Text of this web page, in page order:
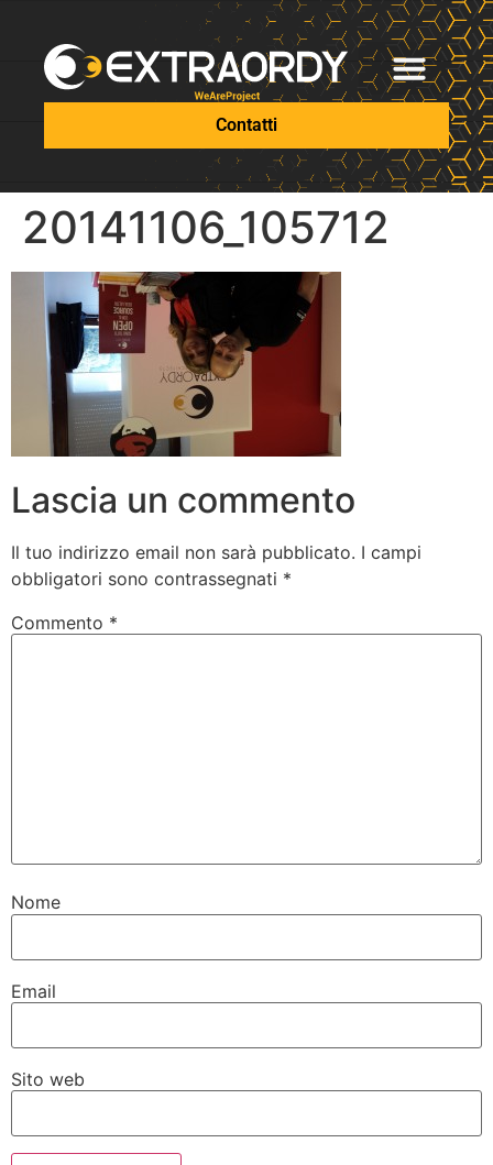
Contatti
20141106_105712
Lascia un commento
Il tuo indirizzo email non sarà pubblicato. I campi
obbligatori sono contrassegnati *
Commento *
Nome
Email
Sito web